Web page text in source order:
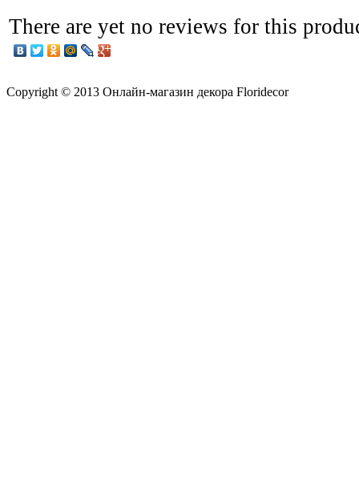
There are yet no reviews for this
Copyright © 2013 Онлайн-магазин декора Floridecor